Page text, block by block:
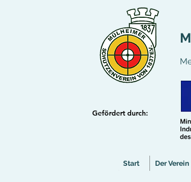
Gefördert durch:
Start Der Verein